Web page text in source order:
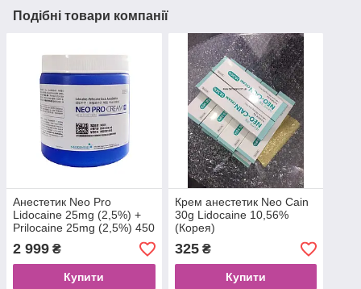
Подібні товари компанії
Анестетик Neo Pro
Lidocaine 25mg (2,5%) +
Prilocaine 25mg (2,5%) 450
г
2 999 ₴
Купити
Крем анестетик Neo Cain
30g Lidocaine 10,56%
(Корея)
325₴
Купити